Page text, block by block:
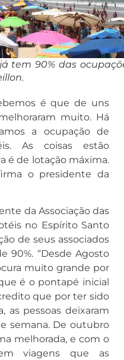
tem 90% das
é que de uns
muito. Há
a ocupação de
As coisas estão
é de lotação máxima.
o presidente da
da Associação das
no Espírito Santo
de seus associados
90%. “Desde Agosto
muito grande por
é o pontapé inicial
que por ter sido
as pessoas deixaram
semana. De outubro
melhorada, e com o
viagens que as